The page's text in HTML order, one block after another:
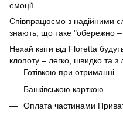
емоції.
Співпрацюємо з надійними
знають, що таке "обережно –
Нехай квіти від Floretta
клопоту – легко, швидко та
Готівкою при отриманні
Банківською карткою
Оплата частинами